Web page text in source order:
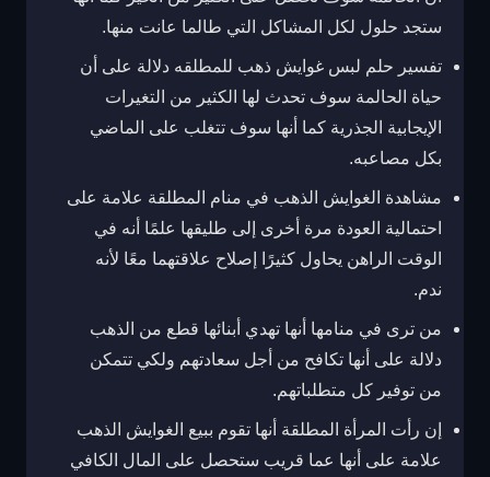
ستجد حلول لكل المشاكل التي طالما عانت منها.
تفسير حلم لبس غوايش ذهب للمطلقه دلالة على أن
حياة الحالمة سوف تحدث لها الكثير من التغيرات
الإيجابية الجذرية كما أنها سوف تتغلب على الماضي
بكل مصاعبه.
مشاهدة الغوايش الذهب في منام المطلقة علامة على
احتمالية العودة مرة أخرى إلى طليقها علمًا أنه في
الوقت الراهن يحاول كثيرًا إصلاح علاقتهما معًا لأنه
ندم.
من ترى في منامها أنها تهدي أبنائها قطع من الذهب
دلالة على أنها تكافح من أجل سعادتهم ولكي تتمكن
من توفير كل متطلباتهم.
إن رأت المرأة المطلقة أنها تقوم ببيع الغوايش الذهب
علامة على أنها عما قريب ستحصل على المال الكافي